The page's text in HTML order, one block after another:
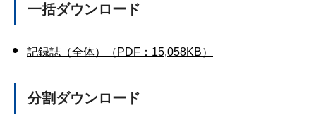
一括ダウンロード
記録誌（全体）（PDF：15,058KB）
分割ダウンロード